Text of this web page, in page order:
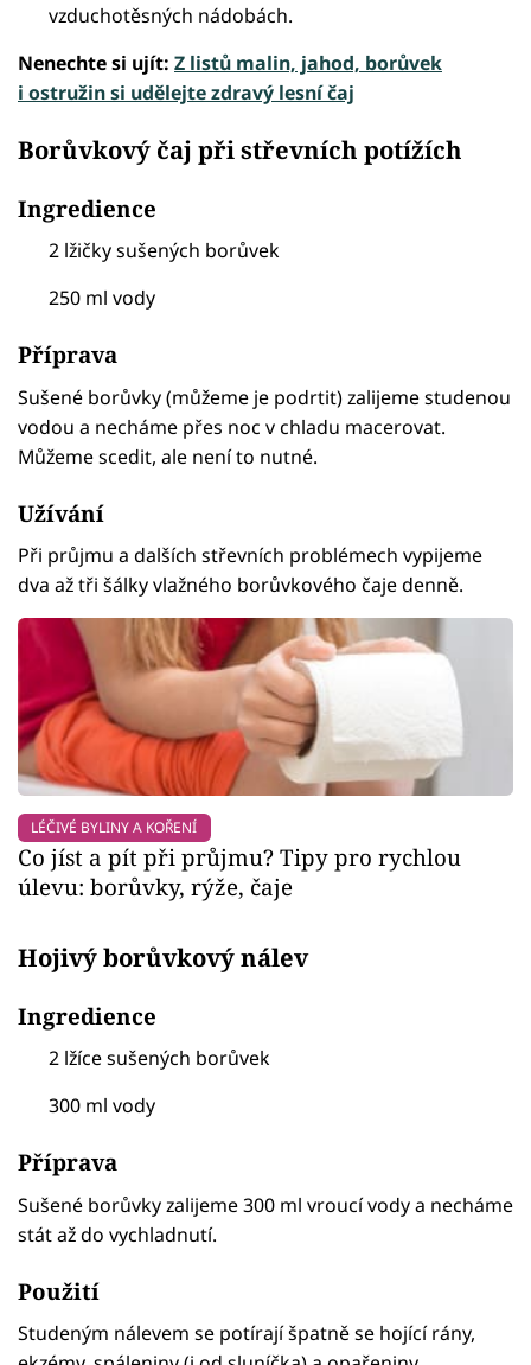
vzduchotěsných nádobách.
Nenechte si ujít: Z listů malin, jahod, borůvek
i ostružin si udělejte zdravý lesní čaj
Borůvkový čaj při střevních potížích
Ingredience
2 lžičky sušených borůvek
250 ml vody
Příprava
Sušené borůvky (můžeme je podrtit) zalijeme studenou
vodou a necháme přes noc v chladu macerovat.
Můžeme scedit, ale není to nutné.
Užívání
Při průjmu a dalších střevních problémech vypijeme
dva až tři šálky vlažného borůvkového čaje denně.
LÉČIVÉ BYLINY A KOŘENÍ
Co jíst a pít při průjmu? Tipy pro rychlou
úlevu: borůvky, rýže, čaje
Hojivý borůvkový nálev
Ingredience
2 lžíce sušených borůvek
300 ml vody
Příprava
Sušené borůvky zalijeme 300 ml vroucí vody a necháme
stát až do vychladnutí.
Použití
Studeným nálevem se potírají špatně se hojící rány,